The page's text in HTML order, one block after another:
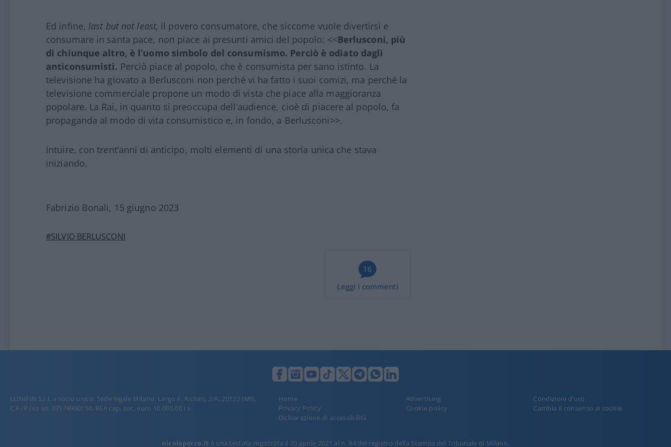
Ed infine, last but not least, il povero consumatore, che siccome vuole divertirsi e
consumare in santa pace, non piace ai presunti amici del popolo: <<Berlusconi, più
di chiunque altro, è l’uomo simbolo del consumismo. Perciò è odiato dagli
anticonsumisti. Perciò piace al popolo, che è consumista per sano istinto. La
televisione ha giovato a Berlusconi non perché vi ha fatto i suoi comizi, ma perché la
televisione commerciale propone un modo di vista che piace alla maggioranza
popolare. La Rai, in quanto si preoccupa dell’audience, cioè di piacere al popolo, fa
propaganda al modo di vita consumistico e, in fondo, a Berlusconi>>.
Intuire, con trent’anni di anticipo, molti elementi di una storia unica che stava
iniziando.
Fabrizio Bonali, 15 giugno 2023
#SILVIO BERLUSCONI
16
Leggi i commenti
LUNIFIN S.r.l. a socio unico. Sede legale Milano, Largo F. Richini, 2/A, 20122 (MI),
C.F./P.Iva en. 07174900154, REA cap. soc. euro 10.000,00 i.v.
Home Advertising
Condizioni d’uso
Privacy Policy
Cookie policy
Cambia il consenso ai cookie
Dichiarazione di accessibilità
nicolaporro.it è una testata registrata il 20 aprile 2021 al n. 94 del registro della Stampa del Tribunale di Milano.